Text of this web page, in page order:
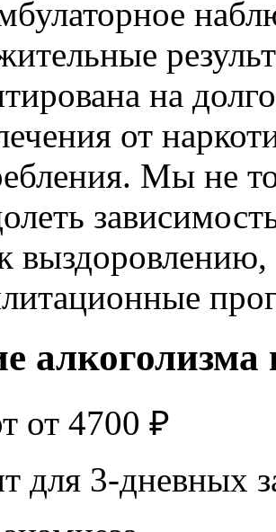
на
от
Мы не
выздоровлению,
алкоголизма
от 4700 ₽
для 3-дневных